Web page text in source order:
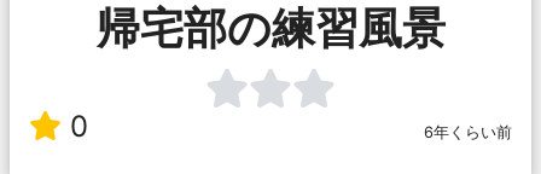
帰宅部の練習風景
0 6年くらい前